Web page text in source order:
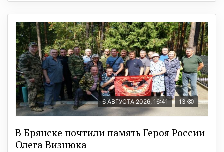
6 АВГУСТА 2026, 16:41 13
В Брянске почтили память Героя России
Олега Визнюка